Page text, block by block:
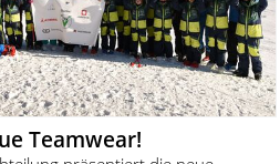
Teamwear!